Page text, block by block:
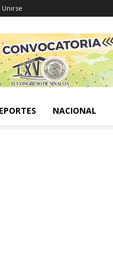
Unirse
NACIONAL